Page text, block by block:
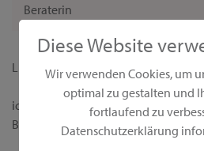
Diese Website
Wir verwenden Cookies, um
optimal zu gestalten und
fortlaufend zu
Datenschutzerklärung
Beraterin
Liebe Interessentin,
ich begrüße dich ganz herzlich auf
Beraterseite!